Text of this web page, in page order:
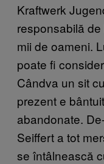
Kraftwerk
responsabilă
mii de oameni.
poate fi
Cândva un sit
prezent e
abandonate.
Seiffert a tot
se întâlnească